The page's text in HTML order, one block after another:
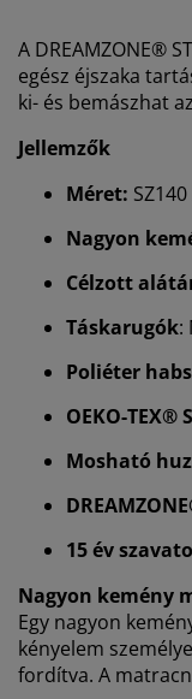
A DREAMZONE®
egész éjszaka
ki- és bemászhat
Jellemzők
Méret:
Nagyon
Célzott
Táskarugók:
Poliéter
OEKO-TEX®
Mosható
15 év
Nagyon kemény
Egy nagyon
kényelem
fordítva. A